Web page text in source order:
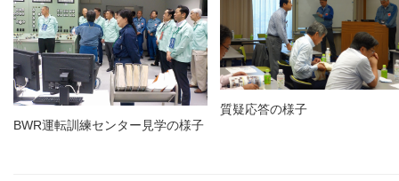
BWR運転訓練センター見学の様子
質疑応答の様子